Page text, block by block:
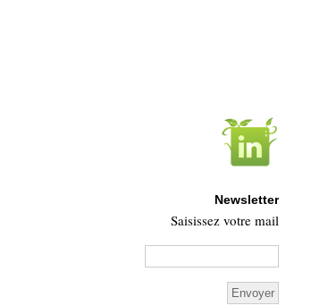
Newsletter
Saisissez votre mail